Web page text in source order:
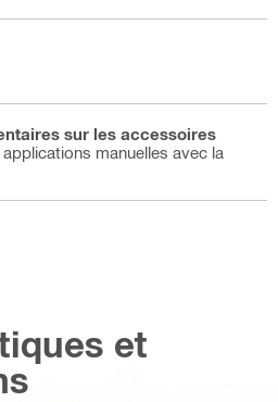
sur les accessoires
applications manuelles avec la
et